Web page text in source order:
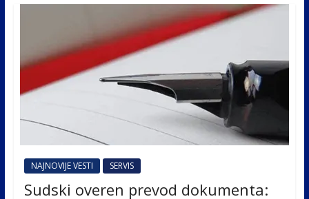
NAJNOVIJE VESTI SERVIS
Sudski overen prevod dokumenta: